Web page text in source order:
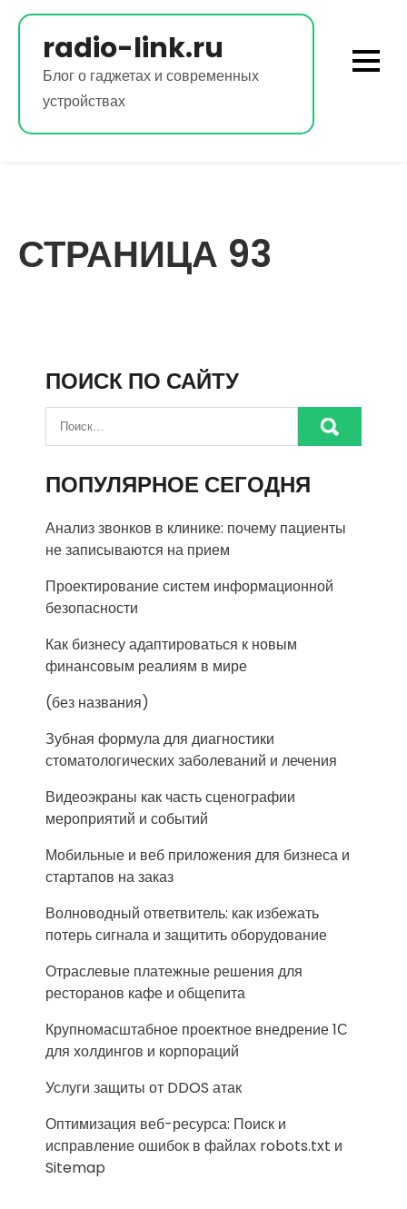
Перейти
содержимомуradio-link.ru
Блог о гаджетах и современных
устройствах
СТРАНИЦА 93
ПОИСК ПО САЙТУ
ПОПУЛЯРНОЕ СЕГОДНЯ
Анализ звонков в клинике: почему пациенты
не записываются на прием
Проектирование систем информационной
безопасности
Как бизнесу адаптироваться к новым
финансовым реалиям в мире
(без названия)
Зубная формула для диагностики
стоматологических заболеваний и лечения
Видеоэкраны как часть сценографии
мероприятий и событий
Мобильные и веб приложения для бизнеса и
стартапов на заказ
Волноводный ответвитель: как избежать
потерь сигнала и защитить оборудование
Отраслевые платежные решения для
ресторанов кафе и общепита
Крупномасштабное проектное внедрение 1С
для холдингов и корпораций
Услуги защиты от DDOS атак
Оптимизация веб-ресурса: Поиск и
исправление ошибок в файлах robots.txt и
Sitemap